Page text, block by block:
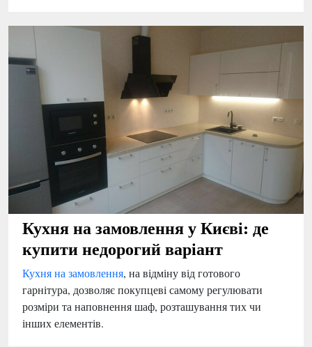
Кухня на замовлення у Києві: де
купити недорогий варіант
Кухня на замовлення, на відміну від готового
гарнітура, дозволяє покупцеві самому регулювати
розміри та наповнення шаф, розташування тих чи
інших елементів.